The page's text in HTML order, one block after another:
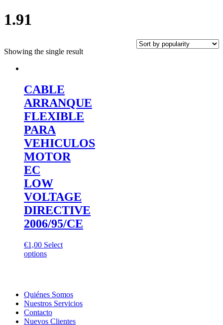
1.91
Showing the single result
CABLE
ARRANQUE
FLEXIBLE
PARA
VEHICULOS
MOTOR
EC
LOW
VOLTAGE
DIRECTIVE
2006/95/CE
€1,00 Select
options
Quiénes Somos
Nuestros Servicios
Contacto
Nuevos Clientes